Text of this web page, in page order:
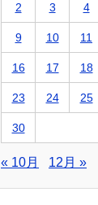
2 3 4
9 10 11
16 17 18
23 24 25
30
« 10月 12月 »